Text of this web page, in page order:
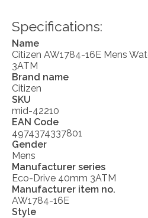
Specifications:
Name
Citizen AW1784-16E Mens
3ATM
Brand name
Citizen
SKU
mid-42210
EAN Code
4974374337801
Gender
Mens
Manufacturer series
Eco-Drive 40mm 3ATM
Manufacturer item no.
AW1784-16E
Style